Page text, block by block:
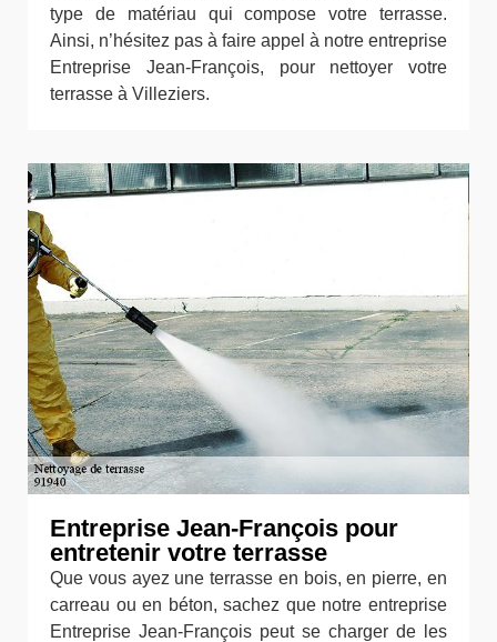
type de matériau qui compose votre terrasse.
Ainsi, n’hésitez pas à faire appel à notre entreprise
Entreprise Jean-François, pour nettoyer votre
terrasse à Villeziers.
Entreprise Jean-François pour
entretenir votre terrasse
Que vous ayez une terrasse en bois, en pierre, en
carreau ou en béton, sachez que notre entreprise
Entreprise Jean-François peut se charger de les